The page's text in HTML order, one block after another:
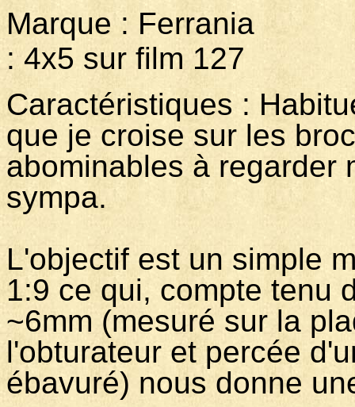
Marque :
: 4x5 sur film 127
Caractéristiques :
que je croise sur les
abominables à regarder
sympa.
L'objectif est un simple
1:9 ce qui, compte tenu
~6mm (mesuré sur la
l'obturateur et percée
ébavuré) nous donne